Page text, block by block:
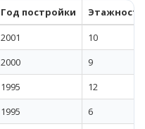
Год постройки
Этажность
2001
10
2000
9
1995
12
1995 6